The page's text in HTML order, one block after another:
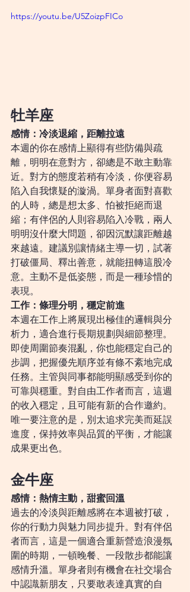
https://youtu.be/U5ZoizpFICo
牡羊座
感情：冷淡退縮，距離拉遠
本週的你在感情上顯得有些防備與疏
離，明明在意對方，卻總是不敢主動靠
近。對方的態度若稍有冷淡，你便容易
陷入自我懷疑的漩渦。單身者面對喜歡
的人時，總是想太多、怕被拒絕而退
縮；有伴侶的人則容易陷入冷戰，兩人
明明沒什麼大問題，卻因沉默讓距離越
來越遠。建議別讓情緒主導一切，試著
打破僵局、釋出善意，就能扭轉這股冷
意。主動不是低姿態，而是一種珍惜的
表現。
工作：條理分明，穩定前進
本週在工作上將展現出極佳的邏輯與分
析力，適合進行長期規劃與細節整理。
即使周圍節奏混亂，你也能穩定自己的
步調，把握優先順序並有條不紊地完成
任務。主管與同事都能明顯感受到你的
可靠與穩重。對自由工作者而言，這週
的收入穩定，且可能有新的合作邀約。
唯一要注意的是，別太追求完美而延誤
進度，保持效率與品質的平衡，才能讓
成果更出色。
金牛座
感情：熱情主動，甜蜜回溫
過去的冷淡與距離感將在本週被打破，
你的行動力與魅力同步提升。對有伴侶
者而言，這是一個適合重新營造浪漫氛
圍的時期，一頓晚餐、一段散步都能讓
感情升溫。單身者則有機會在社交場合
中認識新朋友，只要敢表達真實的自